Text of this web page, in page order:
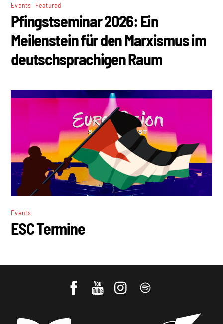
Events Featured
Pfingstseminar 2026: Ein
Meilenstein für den Marxismus im
deutschsprachigen Raum
Events
ESC Termine